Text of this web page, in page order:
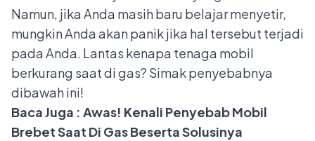
Namun, jika Anda masih baru belajar menyetir,
mungkin Anda akan panik jika hal tersebut terjadi
pada Anda. Lantas kenapa tenaga mobil
berkurang saat di gas? Simak penyebabnya
dibawah ini!
Baca Juga : Awas! Kenali Penyebab Mobil
Brebet Saat Di Gas Beserta Solusinya